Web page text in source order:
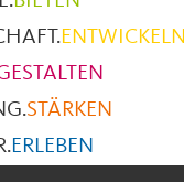
ENTWICKELN
STÄRKEN
ERLEBEN